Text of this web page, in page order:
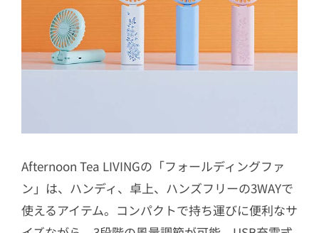
Afternoon Tea LIVINGの「フォールディングファ
ン」は、ハンディ、卓上、ハンズフリーの3WAYで
使えるアイテム。コンパクトで持ち運びに便利なサ